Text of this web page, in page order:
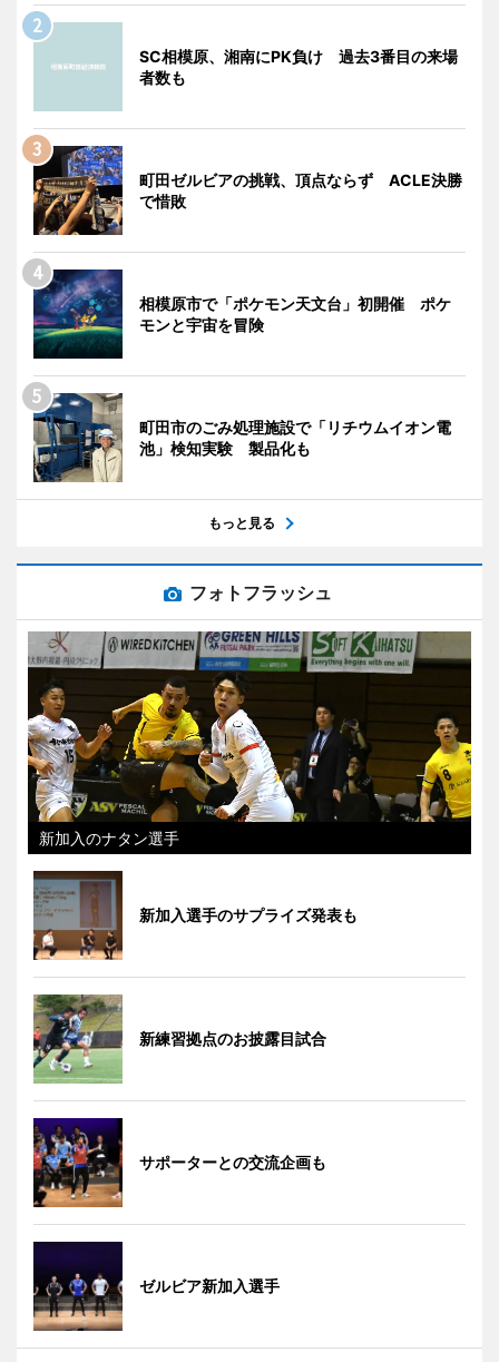
SC相模原、湘南にPK負け 過去3番目の来場
者数も
町田ゼルビアの挑戦、頂点ならず ACLE決勝
で惜敗
相模原市で「ポケモン天文台」初開催 ポケ
モンと宇宙を冒険
町田市のごみ処理施設で「リチウムイオン電
池」検知実験 製品化も
もっと見る
フォトフラッシュ
新加入のナタン選手
新加入選手のサプライズ発表も
新練習拠点のお披露目試合
サポーターとの交流企画も
ゼルビア新加入選手